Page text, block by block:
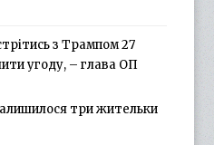
з Трампом 27
угоду, – глава ОП
три жительки